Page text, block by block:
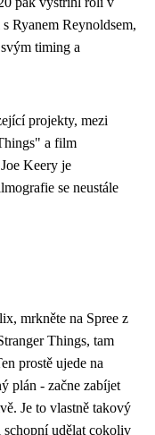
Ryanem Reynoldsem,
timing a
projekty, mezi
a film
Keery je
se neustále
, mrkněte na Spree z
Things, tam
prostě ujede na
plán - začne zabíjet
Je to vlastně takový
udělat cokoliv